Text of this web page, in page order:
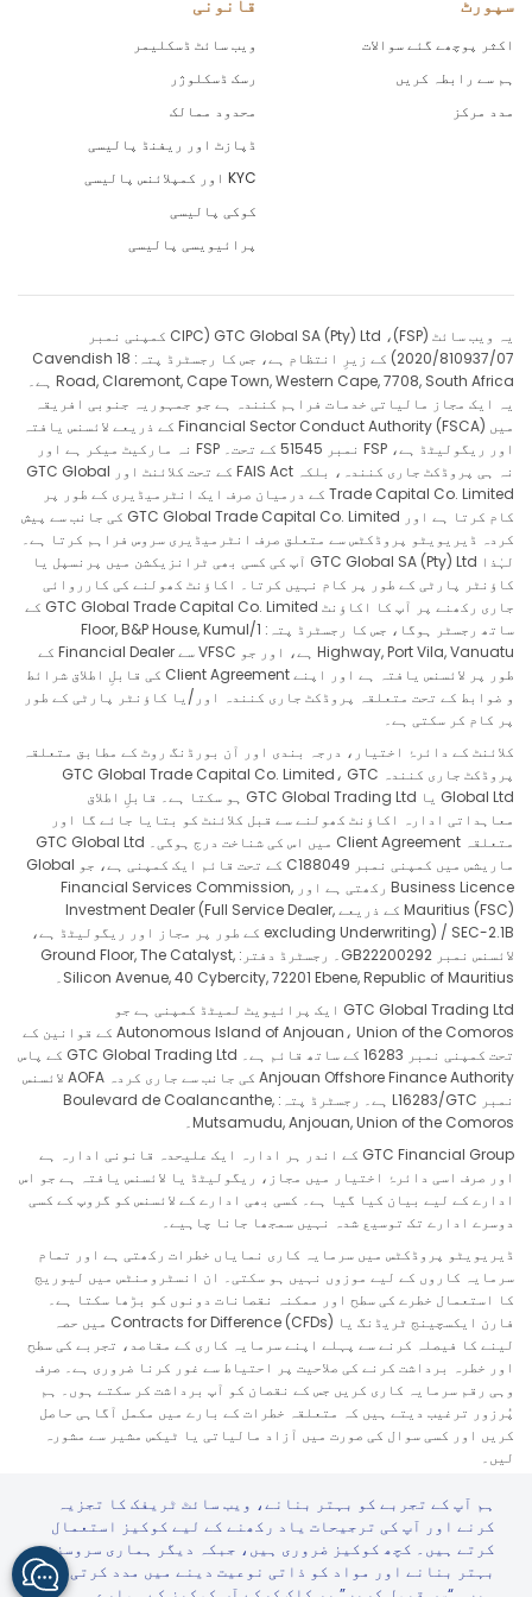
EURCHF
in points
EURCZK
in points
in points
EURHKD
EURHUF
in points
EURILS
in points
EURJPY
in points
7.28
EURMXN
in points
EURNOK
in points
-4.61
EURNZD
in points
EURPLN
in points
-34.44
EURSEK
EURSGD
in points
EURTRY
in points
-4616.25
EURUSD
in points
EURZAR
in points
-351.48
GBPAUD
in points
GBPCAD
in points
GBPCHF
in points
GBPUSD
in points
-3.34
GBPCZK
GBPDKK
in points
GBPHKD
in points
-5.35
GBPHUF
in points
GBPJPY
GBPMXN
in points
GBPNOK
in points
-1.34
سپورٹ
اکثر پوچھے گئے سوالات
ہم سے رابطہ کریں
مدد مرکز
قانونی
ویب سائٹ ڈسکلیمر
رسک ڈسکلوژر
محدود ممالک
ڈپازٹ اور ریفنڈ پالیسی
KYC اور کمپلائنس پالیسی
کوکی پالیسی
پرائیویسی پالیسی
یہ ویب سائٹ (FSP)، GTC Global SA (Pty) Ltd (CIPC کمپنی نمبر
2020/810937/07) کے زیرِ انتظام ہے، جس کا رجسٹرڈ پتہ: 18 Cavendish
Road, Claremont, Cape Town, Western Cape, 7708, South Africa ہے۔
یہ ایک مجاز مالیاتی خدمات فراہم کنندہ ہے جو جمہوریہ جنوبی افریقہ
میں Financial Sector Conduct Authority (FSCA) کے ذریعے لائسنس یافتہ
اور ریگولیٹڈ ہے، FSP نمبر 51545 کے تحت۔ FSP نہ مارکیٹ میکر ہے اور
نہ ہی پروڈکٹ جاری کنندہ، بلکہ FAIS Act کے تحت کلائنٹ اور GTC Global
Trade Capital Co. Limited کے درمیان صرف ایک انٹرمیڈیری کے طور پر
کام کرتا ہے اور GTC Global Trade Capital Co. Limited کی جانب سے پیش
کردہ ڈیریویٹو پروڈکٹس سے متعلق صرف انٹرمیڈیری سروس فراہم کرتا ہے۔
لہٰذا GTC Global SA (Pty) Ltd آپ کی کسی بھی ٹرانزیکشن میں پرنسپل یا
کاؤنٹر پارٹی کے طور پر کام نہیں کرتا۔ اکاؤنٹ کھولنے کی کارروائی
جاری رکھنے پر آپ کا اکاؤنٹ GTC Global Trade Capital Co. Limited کے
ساتھ رجسٹر ہوگا، جس کا رجسٹرڈ پتہ: 1/Floor, B&P House, Kumul
Highway, Port Vila, Vanuatu ہے، اور جو VFSC سے Financial Dealer کے
طور پر لائسنس یافتہ ہے اور اپنے Client Agreement کی قابلِ اطلاق شرائط
و ضوابط کے تحت متعلقہ پروڈکٹ جاری کنندہ اور/یا کاؤنٹر پارٹی کے طور
پر کام کر سکتی ہے۔
کلائنٹ کے دائرۂ اختیار، درجہ بندی اور آن بورڈنگ روٹ کے مطابق متعلقہ
پروڈکٹ جاری کنندہ GTC Global Trade Capital Co. Limited، GTC
Global Ltd یا GTC Global Trading Ltd ہو سکتا ہے۔ قابلِ اطلاق
معاہداتی ادارہ اکاؤنٹ کھولنے سے قبل کلائنٹ کو بتایا جائے گا اور
متعلقہ Client Agreement میں اس کی شناخت درج ہوگی۔ GTC Global Ltd
ماریشس میں کمپنی نمبر C188049 کے تحت قائم ایک کمپنی ہے، جو Global
Business Licence رکھتی ہے اور Financial Services Commission,
Mauritius (FSC) کے ذریعے Investment Dealer (Full Service Dealer,
excluding Underwriting) / SEC-2.1B کے طور پر مجاز اور ریگولیٹڈ ہے،
لائسنس نمبر GB22200292۔ رجسٹرڈ دفتر: Ground Floor, The Catalyst,
Silicon Avenue, 40 Cybercity, 72201 Ebene, Republic of Mauritius۔
GTC Global Trading Ltd ایک پرائیویٹ لمیٹڈ کمپنی ہے جو
Autonomous Island of Anjouan، Union of the Comoros کے قوانین کے
تحت کمپنی نمبر 16283 کے ساتھ قائم ہے۔ GTC Global Trading Ltd کے پاس
Anjouan Offshore Finance Authority کی جانب سے جاری کردہ AOFA لائسنس
نمبر L16283/GTC ہے۔ رجسٹرڈ پتہ: Boulevard de Coalancanthe,
Mutsamudu, Anjouan, Union of the Comoros۔
GTC Financial Group کے اندر ہر ادارہ ایک علیحدہ قانونی ادارہ ہے
اور صرف اسی دائرۂ اختیار میں مجاز، ریگولیٹڈ یا لائسنس یافتہ ہے جو اس
ادارے کے لیے بیان کیا گیا ہے۔ کسی بھی ادارے کے لائسنس کو گروپ کے کسی
دوسرے ادارے تک توسیع شدہ نہیں سمجھا جانا چاہیے۔
ڈیریویٹو پروڈکٹس میں سرمایہ کاری نمایاں خطرات رکھتی ہے اور تمام
سرمایہ کاروں کے لیے موزوں نہیں ہو سکتی۔ ان انسٹرومنٹس میں لیوریج
کا استعمال خطرے کی سطح اور ممکنہ نقصانات دونوں کو بڑھا سکتا ہے۔
فارن ایکسچینج ٹریڈنگ یا Contracts for Difference (CFDs) میں حصہ
لینے کا فیصلہ کرنے سے پہلے اپنے سرمایہ کاری کے مقاصد، تجربے کی سطح
اور خطرہ برداشت کرنے کی صلاحیت پر احتیاط سے غور کرنا ضروری ہے۔ صرف
وہی رقم سرمایہ کاری کریں جس کے نقصان کو آپ برداشت کر سکتے ہوں۔ ہم
پُرزور ترغیب دیتے ہیں کہ متعلقہ خطرات کے بارے میں مکمل آگاہی حاصل
کریں اور کسی سوال کی صورت میں آزاد مالیاتی یا ٹیکس مشیر سے مشورہ
لیں۔
ایسی پیشکش، درخواست، تقسیم یا استعمال مقامی قوانین یا ضوابط کے خلاف
ہو، بشمول مگر محدود نہیں ریاست ہائے متحدہ، جاپان اور کوئی بھی ایسا
دائرۂ اختیار جو قابلِ اطلاق پابندیوں یا ریگولیٹری قدغنوں کے تابع ہو۔
ہم آپ کے تجربے کو بہتر بنانے، ویب سائٹ ٹریفک کا تجزیہ
کرنے اور آپ کی ترجیحات یاد رکھنے کے لیے کوکیز استعمال
کرتے ہیں۔ کچھ کوکیز ضروری ہیں، جبکہ دیگر ہماری سروسز
بہتر بنانے اور مواد کو ذاتی نوعیت دینے میں مدد کرتی